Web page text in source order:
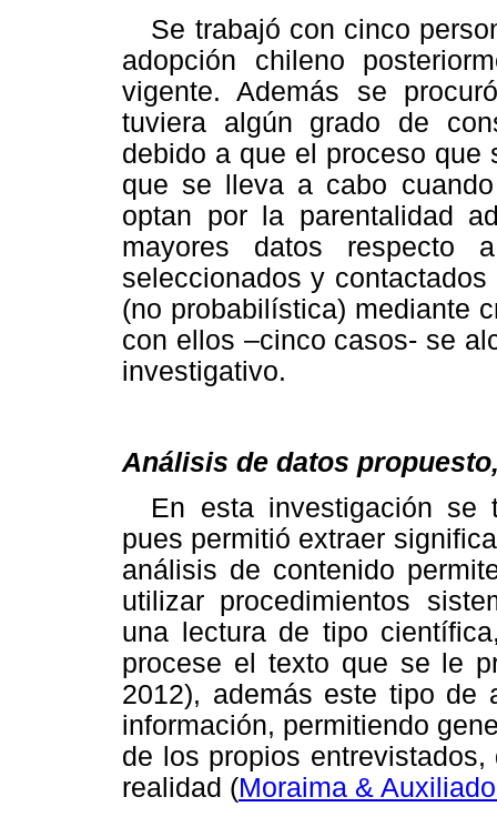
Se trabajó con cinco
adopción chileno
vigente. Además se
tuviera algún grado de
debido a que el proceso
que se lleva a cabo
optan por la parentalidad
mayores datos respecto
seleccionados y
(no probabilística) mediante
con ellos –cinco casos- se
investigativo.
Análisis de datos
En esta investigación se
pues permitió extraer
análisis de contenido
utilizar procedimientos
una lectura de tipo
procese el texto que se le
2012), además este tipo de
información, permitiendo
de los propios
realidad (Moraima &